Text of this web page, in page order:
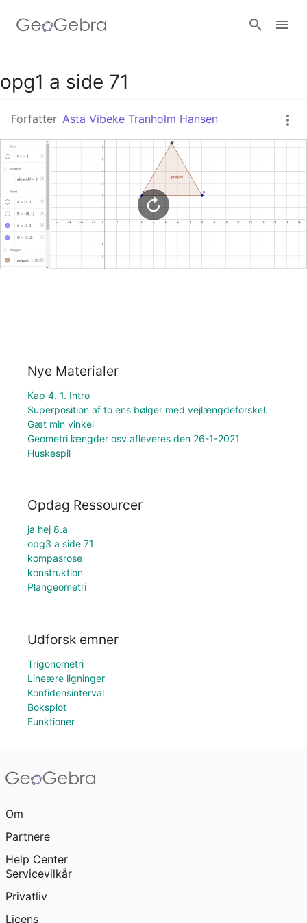
Google Classroom
GeoGebra Classroom
Log ind
opg1 a side 71
Forfatter Asta Vibeke Tranholm Hansen
Nye Materialer
Kap 4. 1. Intro
Superposition af to ens bølger med vejlængdeforskel.
Gæt min vinkel
Geometri længder osv afleveres den 26-1-2021
Huskespil
Opdag Ressourcer
ja hej 8.a
opg3 a side 71
kompasrose
konstruktion
Plangeometri
Udforsk emner
Trigonometri
Lineære ligninger
Konfidensinterval
Boksplot
Funktioner
Om
Partnere
Help Center
Servicevilkår
Privatliv
Licens